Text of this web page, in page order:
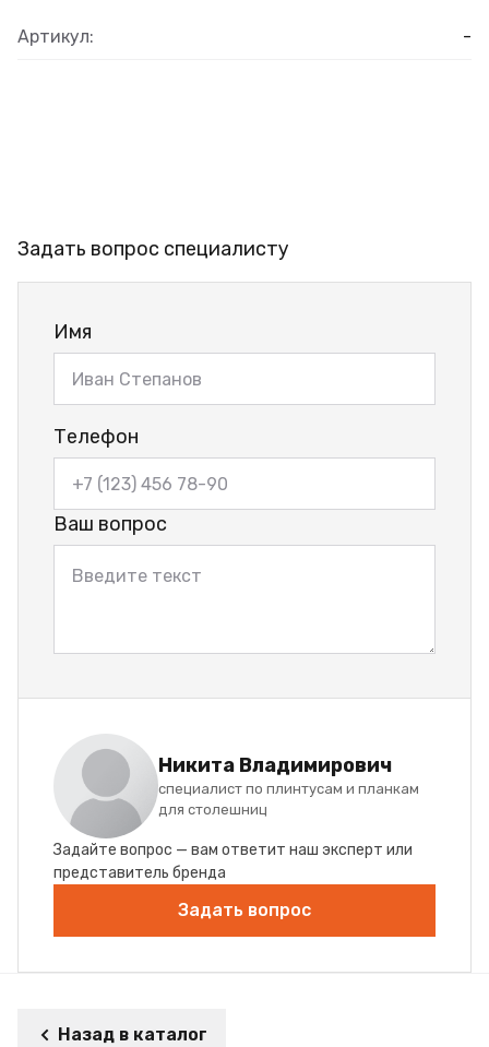
Артикул: -
Задать вопрос специалисту
Имя
Телефон
Ваш вопрос
Никита Владимирович
специалист по плинтусам и планкам
для столешниц
Задайте вопрос — вам ответит наш эксперт или
представитель бренда
Задать вопрос
Назад в каталог